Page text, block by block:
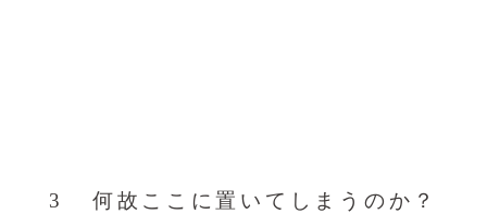
3 何故ここに置いてしまうのか？